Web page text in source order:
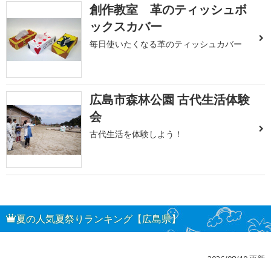
創作教室 革のティッシュボ
ックスカバー
毎日使いたくなる革のティッシュカバー
広島市森林公園 古代生活体験
会
古代生活を体験しよう！
夏の人気夏祭りランキング【広島県】